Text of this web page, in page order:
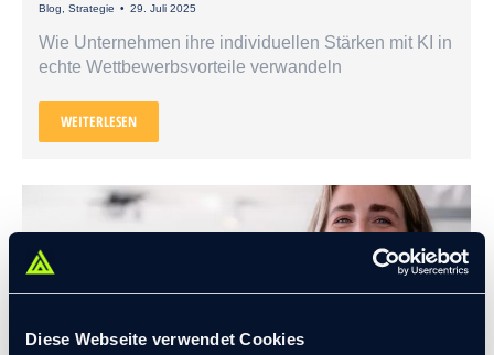
Diese Webseite verwendet Cookies
Blog Strategie 29. Juli 2025
Wie Unternehmen ihre individuellen Stärken mit KI in
echte Wettbewerbsvorteile verwandeln
WEITERLESEN